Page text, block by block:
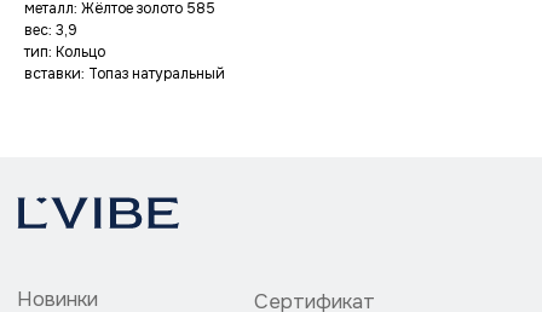
металл: Жёлтое золото 585
вес: 3,9
тип: Кольцо
вставки: Топаз натуральный
Lookbook
Смотреть всё
Коллекция Luxe
Доставка
Контакты
Политика конфедециальности